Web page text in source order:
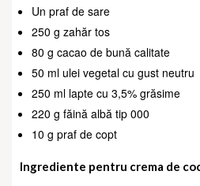
Un praf de sare
250 g zahăr tos
80 g cacao de bună calitate
50 ml ulei vegetal cu gust neutru
250 ml lapte cu 3,5% grăsime
220 g făină albă tip 000
10 g praf de copt
Ingrediente pentru crema de